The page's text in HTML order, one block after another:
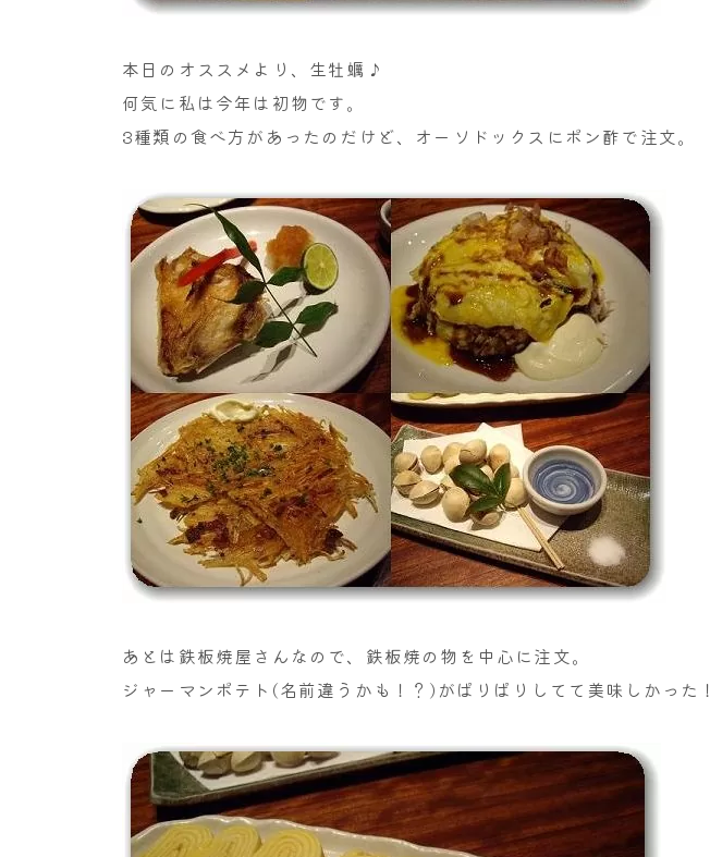
本日のオススメより、生牡蠣♪
何気に私は今年は初物です。
3種類の食べ方があったのだけど、オーソドックスにポン酢で注文。
あとは鉄板焼屋さんなので、鉄板焼の物を中心に注文。
ジャーマンポテト(名前違うかも！？)がぱりぱりしてて美味しかった！